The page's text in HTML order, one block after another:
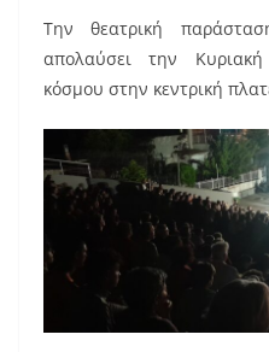
Την θεατρική
απολαύσει την
κόσμου στην κεντρική